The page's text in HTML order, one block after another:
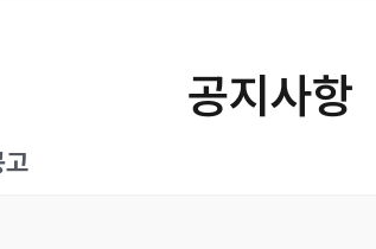
공지사항